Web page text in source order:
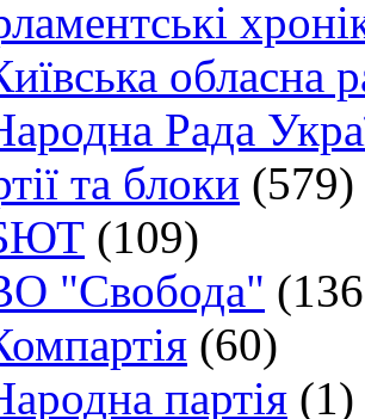
обласна
Рада
та блоки (579)
(109)
"Свобода"
(60)
партія (1)